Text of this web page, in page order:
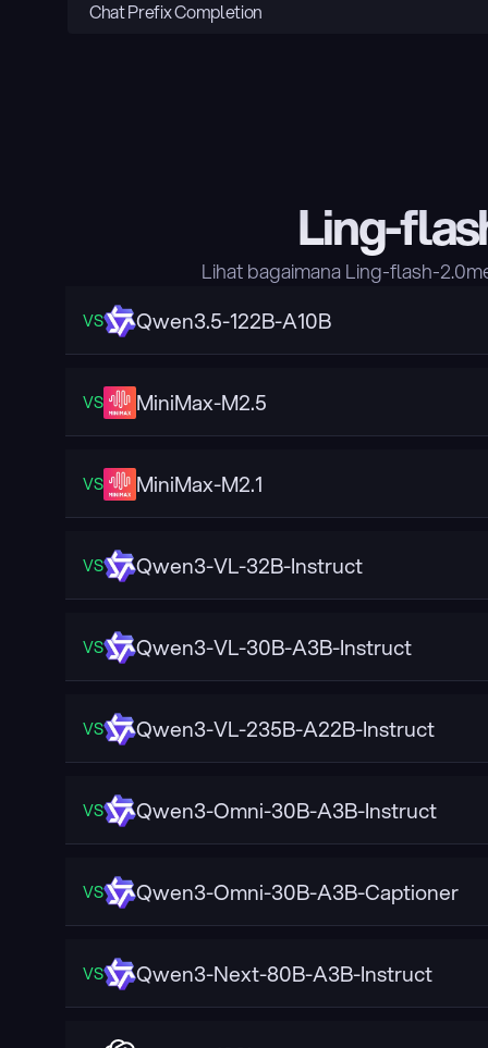
Chat Prefix Completion
Ling-
Lihat bagaimana Ling-flash-
VS Qwen3.5-122B-A10B
VS MiniMax-M2.5
VS MiniMax-M2.1
VS Qwen3-VL-32B-Instruct
VS Qwen3-VL-30B-A3B-Instruct
VS Qwen3-VL-235B-A22B-Instruct
VS Qwen3-Omni-30B-A3B-Instruct
VS Qwen3-Omni-30B-A3B-Captioner
VS Qwen3-Next-80B-A3B-Instruct